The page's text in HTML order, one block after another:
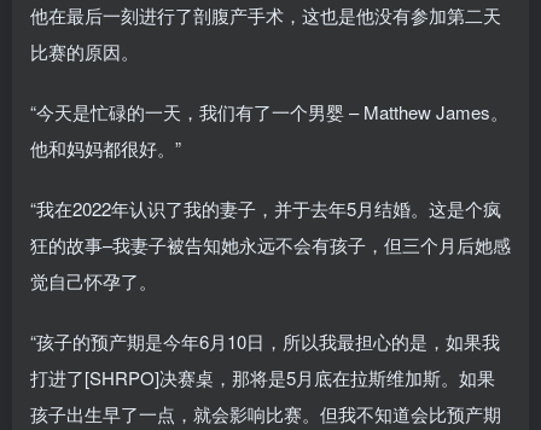
他在最后一刻进行了剖腹产手术，这也是他没有参加第二天
比赛的原因。
“今天是忙碌的一天，我们有了一个男婴 – Matthew James。
他和妈妈都很好。”
“我在2022年认识了我的妻子，并于去年5月结婚。这是个疯
狂的故事–我妻子被告知她永远不会有孩子，但三个月后她感
觉自己怀孕了。
“孩子的预产期是今年6月10日，所以我最担心的是，如果我
打进了[SHRPO]决赛桌，那将是5月底在拉斯维加斯。如果
孩子出生早了一点，就会影响比赛。但我不知道会比预产期